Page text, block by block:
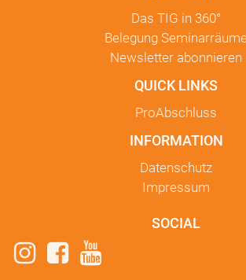
Das TIG in 360°
Belegung
Newsletter abonnieren
QUICK LINKS
ProAbschluss
INFORMATION
Datenschutz
Impressum
SOCIAL